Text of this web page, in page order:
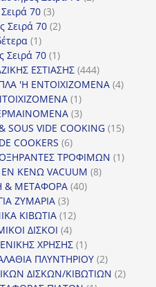
70 33
προϊόντα
Σειρά 70 22
11
προϊόν
Σειρά 70 11
προϊόν
ΕΣΤΙΑΣΗΣ 444444
προϊόντα
'Η ΕΝΤΟΙΧΙΖΟΜΕΝΑ 44
11
προϊόν
33
προϊόντα
SOUS VIDE COOKING 1515
COOKERS 66
προϊόντα
ΤΡΟΦΙΜΩΝ 11
ΚΕΝΩ VACUUM 88
& ΜΕΤΑΦΟΡΑ 4040
ΖΥΜΑΡΙΑ 33
προϊόντα
ΚΙΒΩΤΙΑ 1212
ΔΙΣΚΟΙ 44
προϊόντα
ΧΡΗΣΗΣ 11
προϊόν
ΠΛΥΝΤΗΡΙΟΥ 22
προϊόντα
ΔΙΣΚΩΝ/ΚΙΒΩΤΙΩΝ 22